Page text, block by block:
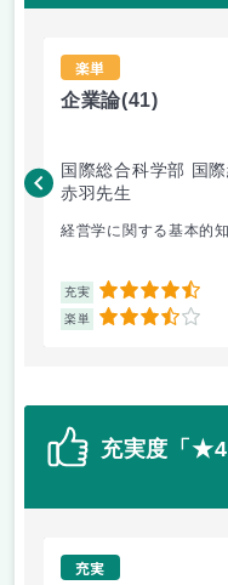
楽単
企業論(41)
国際総合科学部 国
赤羽先生
経営学に関する基本的
充実 4.5
楽単 3.5
充実度「
充実